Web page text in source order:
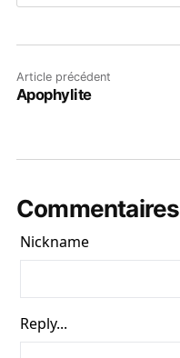
Article précédent
Apophylite
Commentaires